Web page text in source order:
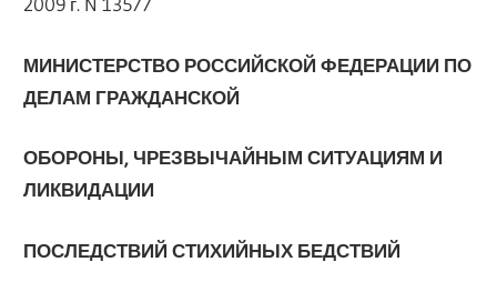
МИНИСТЕРСТВО РОССИЙСКОЙ ФЕДЕРАЦИИ ПО
ДЕЛАМ ГРАЖДАНСКОЙ
ОБОРОНЫ, ЧРЕЗВЫЧАЙНЫМ СИТУАЦИЯМ И
ЛИКВИДАЦИИ
ПОСЛЕДСТВИЙ СТИХИЙНЫХ БЕДСТВИЙ